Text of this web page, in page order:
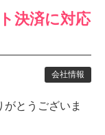
決済に対応
会社情報
とうございま